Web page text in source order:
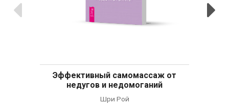
Предыдущие
Эффективный самомассаж от
недугов и недомоганий
Шри Рой